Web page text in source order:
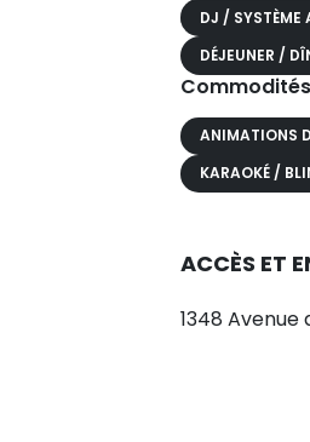
DJ / SYSTÈME
DÉJEUNER /
Commodités
ANIMATIONS
KARAOKÉ /
ACCÈS ET
1348